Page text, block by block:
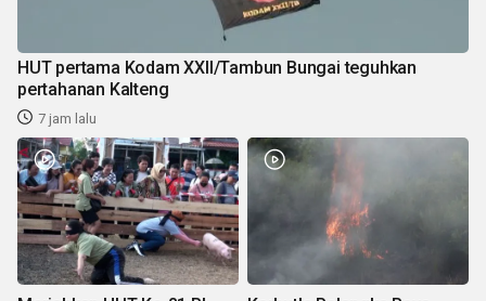
HUT pertama Kodam XXII/Tambun Bungai teguhkan
pertahanan Kalteng
7 jam lalu